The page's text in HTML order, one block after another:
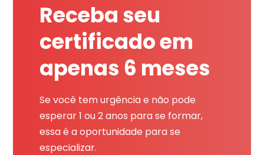
Receba seu
certificado em
apenas 6 meses
Se você tem urgência e não pode
esperar 1 ou 2 anos para se formar,
essa é a oportunidade para se
especializar.